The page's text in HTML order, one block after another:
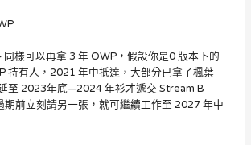
樣可以再拿 3 年 OWP，假設你是0 版本下的
持有人，2021 年中抵達，大部分已拿了楓葉
至 2023年底—2024 年衫才遞交 Stream B
期前立刻請另一張，就可繼續工作至 2027 年中